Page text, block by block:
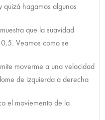
hagamos algunos
que la suavidad
Veamos como se
moverme a una velocidad
de izquierda a derecha
el moviemento de la